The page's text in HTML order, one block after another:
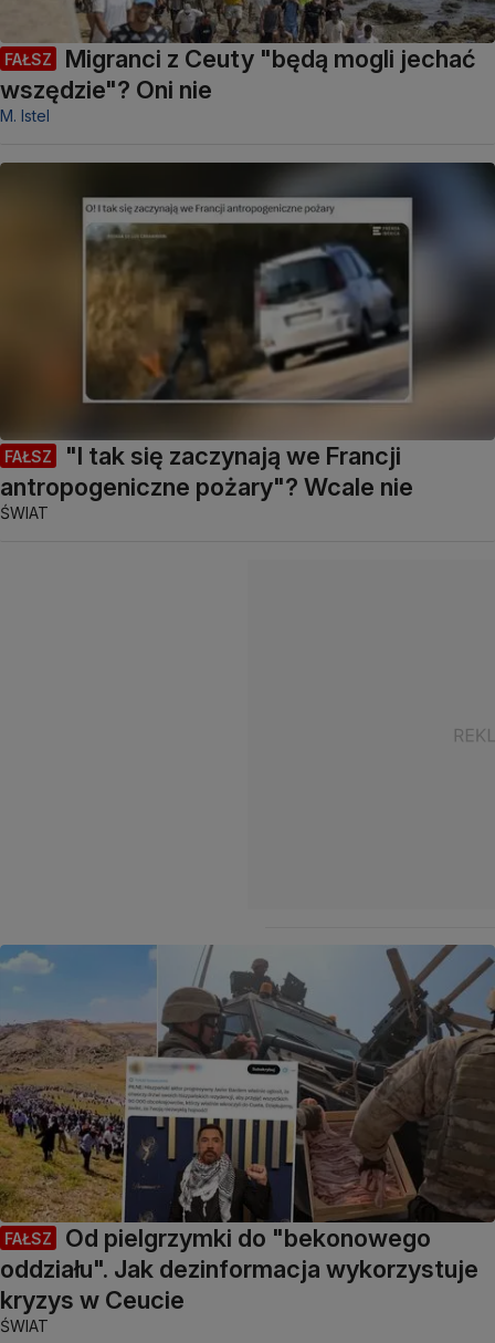
FAŁSZ
Migranci z Ceuty "będą mogli jechać
wszędzie"? Oni nie
M. Istel
FAŁSZ
"I tak się zaczynają we Francji
antropogeniczne pożary"? Wcale nie
ŚWIAT
FAŁSZ
Od pielgrzymki do "bekonowego
oddziału". Jak dezinformacja wykorzystuje
kryzys w Ceucie
ŚWIAT